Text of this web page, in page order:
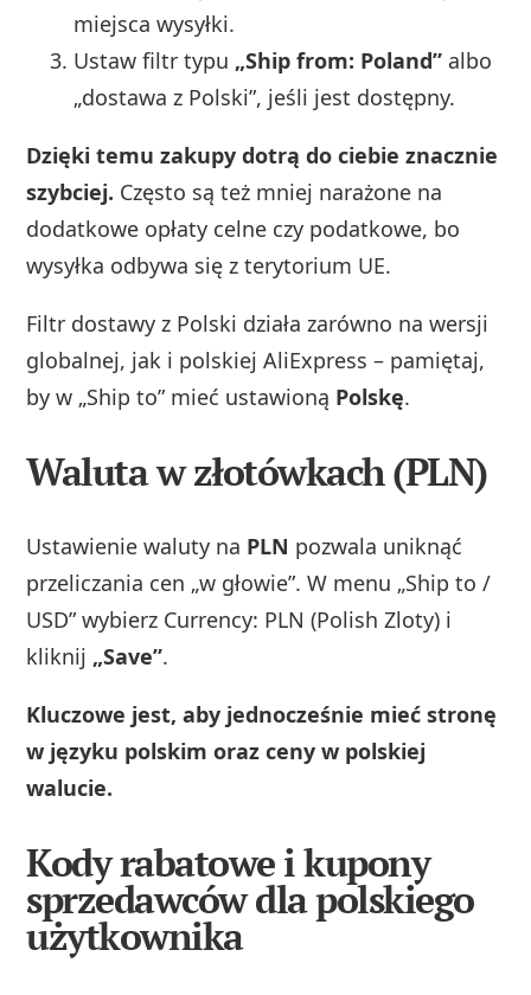
miejsca wysyłki.
Ustaw filtr typu „Ship from: Poland” albo
„dostawa z Polski”, jeśli jest dostępny.
Dzięki temu zakupy dotrą do ciebie znacznie
szybciej. Często są też mniej narażone na
dodatkowe opłaty celne czy podatkowe, bo
wysyłka odbywa się z terytorium UE.
Filtr dostawy z Polski działa zarówno na wersji
globalnej, jak i polskiej AliExpress – pamiętaj,
by w „Ship to” mieć ustawioną Polskę.
Waluta w złotówkach (PLN)
Ustawienie waluty na PLN pozwala uniknąć
przeliczania cen „w głowie”. W menu „Ship to /
USD” wybierz Currency: PLN (Polish Zloty) i
kliknij „Save”.
Kluczowe jest, aby jednocześnie mieć stronę
w języku polskim oraz ceny w polskiej
walucie.
Kody rabatowe i kupony
sprzedawców dla polskiego
użytkownika